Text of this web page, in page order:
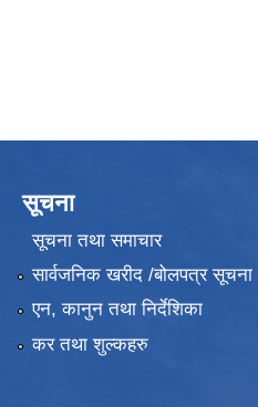
सूचना
सूचना तथा समाचार
सार्वजनिक खरीद /बोलपत्र सूचना
एन, कानुन तथा निर्देशिका
कर तथा शुल्कहरु